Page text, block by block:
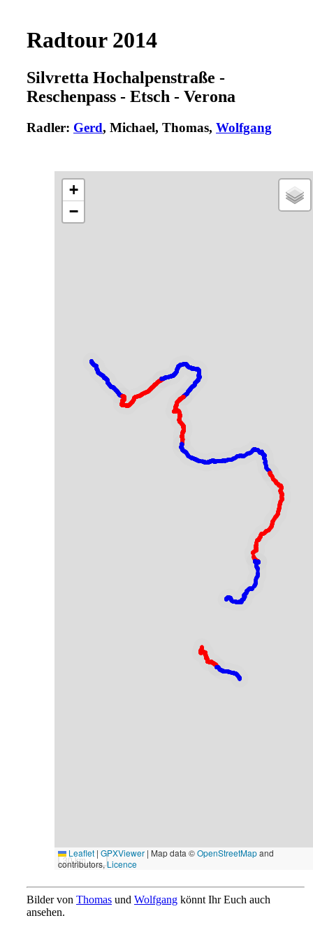
Radtour 2014
Silvretta Hochalpenstraße -
Reschenpass - Etsch - Verona
Radler: Gerd, Michael, Thomas, Wolfgang
+
−
30 km
Leaflet | GPXViewer | Map data ©OpenStreetMapand
contributors,Licence
Bilder von Thomas und Wolfgang könnt Ihr Euch auch
ansehen.